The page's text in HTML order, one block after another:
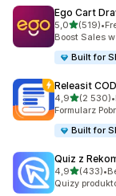
Ego Cart
5,0na 5(519)
Łączna •
Boost Sales
Built for
Releasit
4,9na 5(2 530)
Łączna •
Formularz
Built for
Quiz z
4,9na 5(433)
Łączna •
Quizy